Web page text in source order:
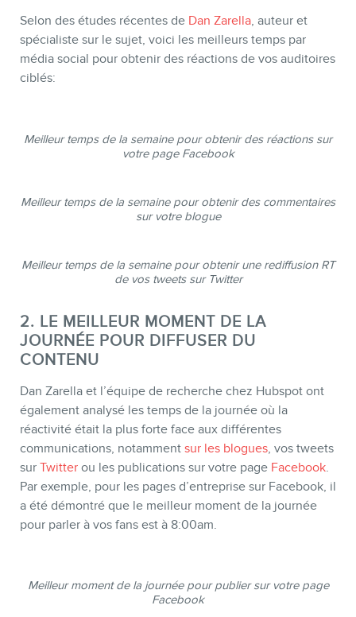
MEMBRES
INFOLETTRE
Selon des études récentes de Dan Zarella, auteur et
spécialiste sur le sujet, voici les meilleurs temps par
média social pour obtenir des réactions de vos auditoires
ciblés:
Meilleur temps de la semaine pour obtenir des réactions sur
votre page Facebook
Meilleur temps de la semaine pour obtenir des commentaires
sur votre blogue
Meilleur temps de la semaine pour obtenir une rediffusion RT
de vos tweets sur Twitter
2. LE MEILLEUR MOMENT DE LA
JOURNÉE POUR DIFFUSER DU
CONTENU
Dan Zarella et l’équipe de recherche chez Hubspot ont
également analysé les temps de la journée où la
réactivité était la plus forte face aux différentes
communications, notamment sur les blogues, vos tweets
sur Twitter ou les publications sur votre page Facebook.
Par exemple, pour les pages d’entreprise sur Facebook, il
a été démontré que le meilleur moment de la journée
pour parler à vos fans est à 8:00am.
Meilleur moment de la journée pour publier sur votre page
Facebook